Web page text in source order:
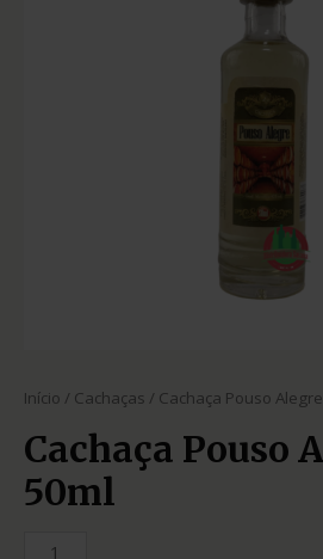
Início / Cachaças / Cachaça Pouso
Cachaça Pouso
50ml